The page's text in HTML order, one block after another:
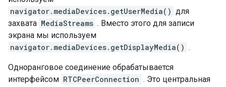
navigator.mediaDevices.getUserMedia() для
захвата MediaStreams . Вместо этого для записи
экрана мы используем
navigator.mediaDevices.getDisplayMedia() .
Одноранговое соединение обрабатывается
интерфейсом RTCPeerConnection . Это центральная